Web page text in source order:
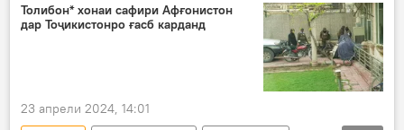
Толибон* хонаи сафири Афғонистон
дар Тоҷикистонро ғасб карданд
23 апрели 2024, 14:01